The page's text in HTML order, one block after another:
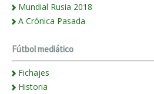
Mundial Rusia 2018
A Crónica Pasada
Fútbol mediático
Fichajes
Historia